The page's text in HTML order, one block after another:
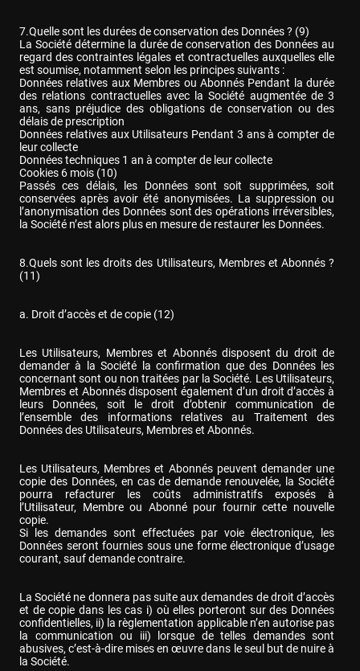
7.Quelle sont les durées de conservation des Données ? (9)
La Société détermine la durée de conservation des Données au
regard des contraintes légales et contractuelles auxquelles elle
est soumise, notamment selon les principes suivants :
Données relatives aux Membres ou Abonnés Pendant la durée
des relations contractuelles avec la Société augmentée de 3
ans, sans préjudice des obligations de conservation ou des
délais de prescription
Données relatives aux Utilisateurs Pendant 3 ans à compter de
leur collecte
Données techniques 1 an à compter de leur collecte
Cookies 6 mois (10)
Passés ces délais, les Données sont soit supprimées, soit
conservées après avoir été anonymisées. La suppression ou
l’anonymisation des Données sont des opérations irréversibles,
la Société n’est alors plus en mesure de restaurer les Données.
8.Quels sont les droits des Utilisateurs, Membres et Abonnés ?
(11)
a. Droit d’accès et de copie (12)
Les Utilisateurs, Membres et Abonnés disposent du droit de
demander à la Société la confirmation que des Données les
concernant sont ou non traitées par la Société. Les Utilisateurs,
Membres et Abonnés disposent également d’un droit d’accès à
leurs Données, soit le droit d’obtenir communication de
l’ensemble des informations relatives au Traitement des
Données des Utilisateurs, Membres et Abonnés.
Les Utilisateurs, Membres et Abonnés peuvent demander une
copie des Données, en cas de demande renouvelée, la Société
pourra refacturer les coûts administratifs exposés à
l’Utilisateur, Membre ou Abonné pour fournir cette nouvelle
copie.
Si les demandes sont effectuées par voie électronique, les
Données seront fournies sous une forme électronique d’usage
courant, sauf demande contraire.
La Société ne donnera pas suite aux demandes de droit d’accès
et de copie dans les cas i) où elles porteront sur des Données
confidentielles, ii) la règlementation applicable n’en autorise pas
la communication ou iii) lorsque de telles demandes sont
abusives, c’est-à-dire mises en œuvre dans le seul but de nuire à
la Société.